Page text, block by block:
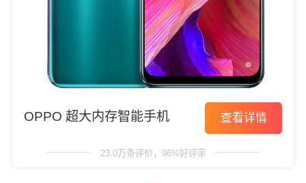
OPPO 超大内存智能手机 查看详情
23.0万条评价，96%好评率